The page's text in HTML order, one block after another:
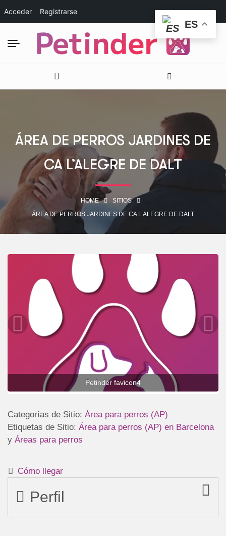
Acceder Registrarse
ÁREA DE PERROS JARDINES DE
CA L’ALEGRE DE DALT
HOME
SITIOS
ÁREA DE PERROS JARDINES DE CA L’ALEGRE DE DALT
Petinder favicon4
Categorías de Sitio: Área para perros (AP)
Etiquetas de Sitio: Área para perros (AP) en Barcelona
y Áreas para perros
Cómo llegar
Perfil
ES